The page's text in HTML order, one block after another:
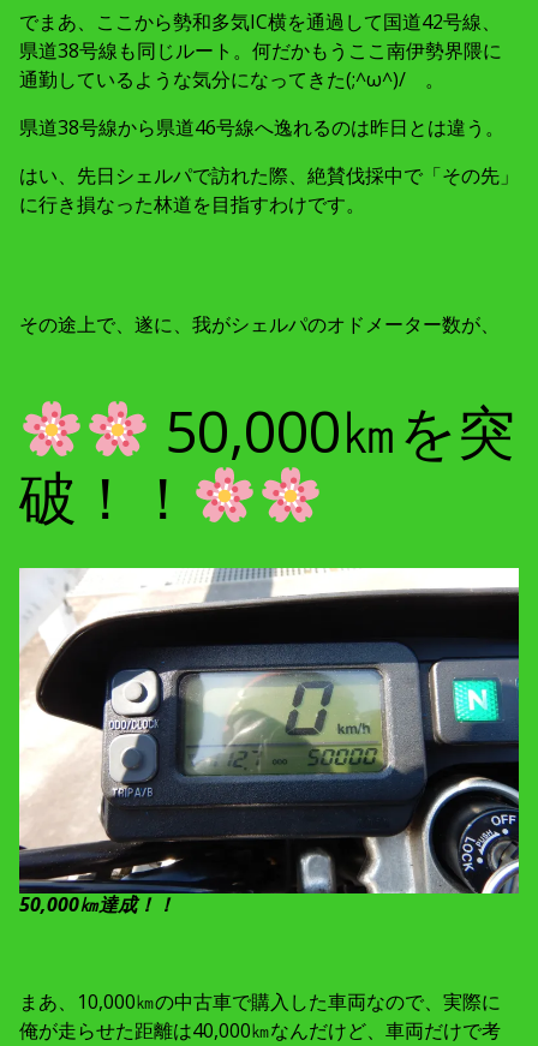
でまあ、ここから勢和多気IC横を通過して国道42号線、
県道38号線も同じルート。何だかもうここ南伊勢界隈に
通勤しているような気分になってきた(;^ω^)/ 。
県道38号線から県道46号線へ逸れるのは昨日とは違う。
はい、先日シェルパで訪れた際、絶賛伐採中で「その先」
に行き損なった林道を目指すわけです。
その途上で、遂に、我がシェルパのオドメーター数が、
50,000㎞を突
破！！
50,000㎞達成！！
まあ、10,000㎞の中古車で購入した車両なので、実際に
俺が走らせた距離は40,000㎞なんだけど、車両だけで考